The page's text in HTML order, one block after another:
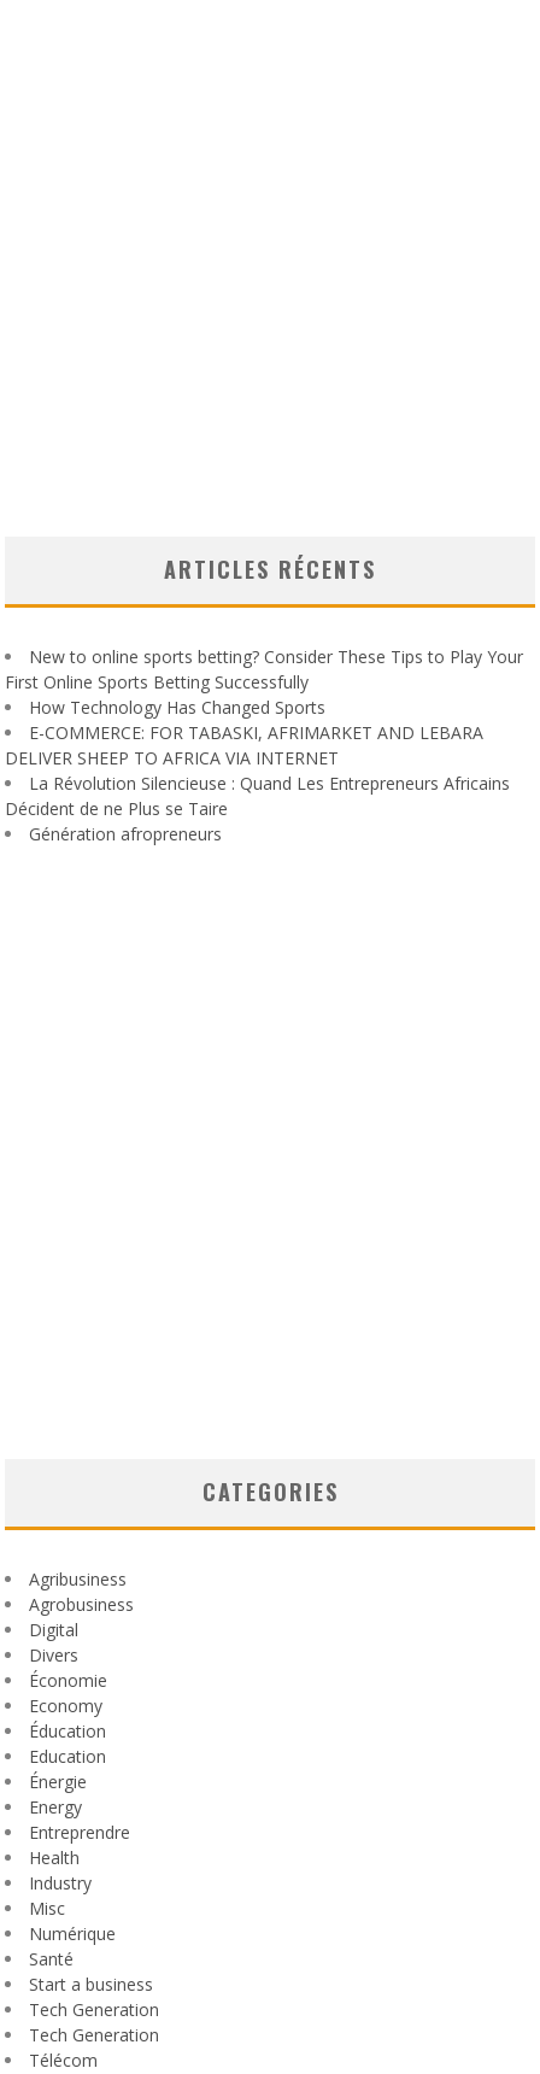
ARTICLES RÉCENTS
New to online sports betting? Consider These Tips to Play Your
First Online Sports Betting Successfully
How Technology Has Changed Sports
E-COMMERCE: FOR TABASKI, AFRIMARKET AND LEBARA
DELIVER SHEEP TO AFRICA VIA INTERNET
La Révolution Silencieuse : Quand Les Entrepreneurs Africains
Décident de ne Plus se Taire
Génération afropreneurs
CATEGORIES
Agribusiness
Agrobusiness
Digital
Divers
Économie
Economy
Éducation
Education
Énergie
Energy
Entreprendre
Health
Industry
Misc
Numérique
Santé
Start a business
Tech Generation
Tech Generation
Télécom